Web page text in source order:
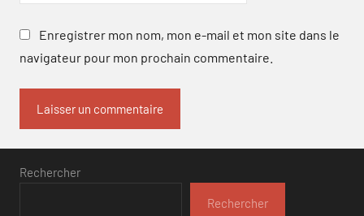
Enregistrer mon nom, mon e-mail et mon site dans le
navigateur pour mon prochain commentaire.
Rechercher
Rechercher